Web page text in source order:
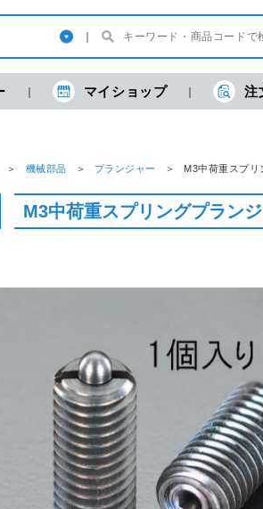
マイショップ 注
機械部品 プランジャー M3中荷重スプ
円 (税抜)
円 (税込)
81 M8x4
ナットプラン
170 円 (税抜)
187 円 (税込)
9x 8mm ボールプラ
ンジャー(樹脂ケー
ス)
M3中荷重スプリングプラン